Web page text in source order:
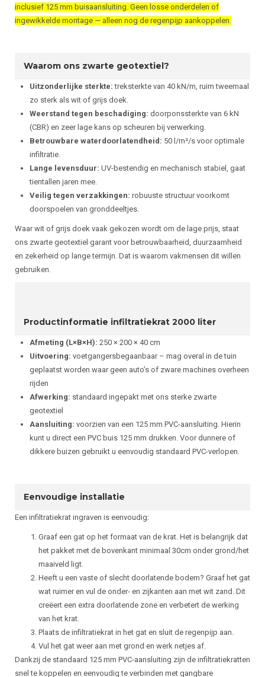
inclusief 125 mm buisaansluiting. Geen losse onderdelen of
ingewikkelde montage — alleen nog de regenpijp aankoppelen.
Waarom ons zwarte geotextiel?
Uitzonderlijke sterkte: treksterkte van 40 kN/m, ruim tweemaal
zo sterk als wit of grijs doek.
Weerstand tegen beschadiging: doorponssterkte van 6 kN
(CBR) en zeer lage kans op scheuren bij verwerking.
Betrouwbare waterdoorlatendheid: 50 l/m²/s voor optimale
infiltratie.
Lange levensduur: UV-bestendig en mechanisch stabiel, gaat
tientallen jaren mee.
Veilig tegen verzakkingen: robuuste structuur voorkomt
doorspoelen van gronddeeltjes.
Waar wit of grijs doek vaak gekozen wordt om de lage prijs, staat
ons zwarte geotextiel garant voor betrouwbaarheid, duurzaamheid
en zekerheid op lange termijn. Dat is waarom vakmensen dit willen
gebruiken.
Productinformatie infiltratiekrat 2000 liter
Afmeting (L×B×H): 250 × 200 × 40 cm
Uitvoering: voetgangersbegaanbaar – mag overal in de tuin
geplaatst worden waar geen auto’s of zware machines overheen
rijden
Afwerking: standaard ingepakt met ons sterke zwarte
geotextiel
Aansluiting: voorzien van een 125 mm PVC-aansluiting. Hierin
kunt u direct een PVC buis 125 mm drukken. Voor dunnere of
dikkere buizen gebruikt u eenvoudig standaard PVC-verlopen.
Eenvoudige installatie
Een infiltratiekrat ingraven is eenvoudig:
Graaf een gat op het formaat van de krat. Het is belangrijk dat
het pakket met de bovenkant minimaal 30cm onder grond/het
maaiveld ligt.
Heeft u een vaste of slecht doorlatende bodem? Graaf het gat
wat ruimer en vul de onder- en zijkanten aan met wit zand. Dit
creëert een extra doorlatende zone en verbetert de werking
van het krat.
Plaats de infiltratiekrat in het gat en sluit de regenpijp aan.
Vul het gat weer aan met grond en werk netjes af.
Dankzij de standaard 125 mm PVC-aansluiting zijn de infiltratiekratten
snel te koppelen en eenvoudig te verbinden met gangbare